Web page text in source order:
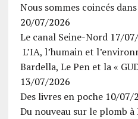
Nous sommes coincés
20/07/2026
Le canal Seine-Nord 17/
L’IA, l’humain et
Bardella, Le Pen et la «
13/07/2026
Des livres en poche 10/07/
Du nouveau sur le plomb